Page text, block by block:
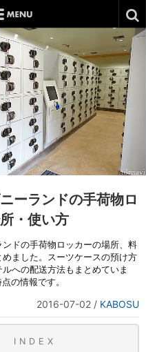
ーランドの手荷物ロ
・使い方
ンドの手荷物ロッカーの場所、料
ました。スーツケースの預け方
への配送方法もまとめていま
の情報です。
2016-07-02 / KABOSU
INDEX